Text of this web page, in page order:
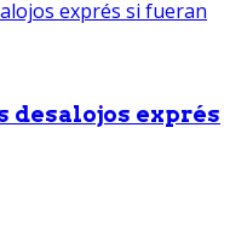
desalojos exprés